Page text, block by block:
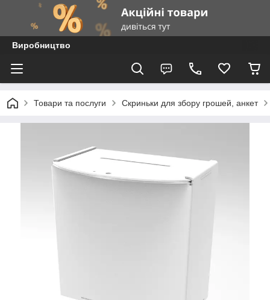
Виробництво
Товари та послуги Скриньки для збору грошей, анкет